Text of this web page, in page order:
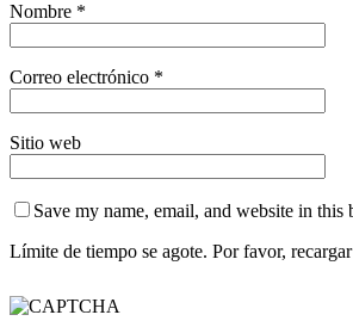
Nombre *
Correo electrónico *
Sitio web
Save my name, email, and website in
Límite de tiempo se agote. Por favor,